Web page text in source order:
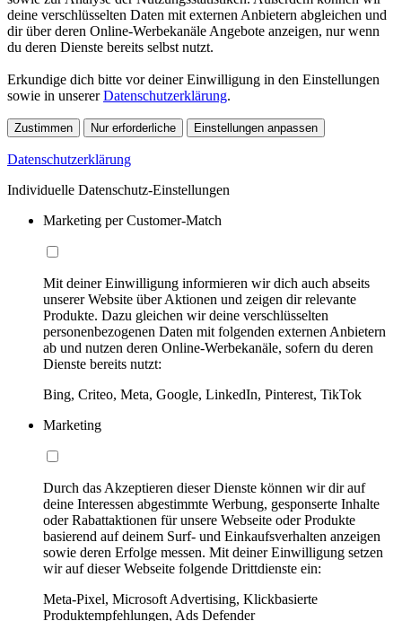
deine verschlüsselten Daten mit externen Anbietern abgleichen und
dir über deren Online-Werbekanäle Angebote anzeigen, nur wenn
du deren Dienste bereits selbst nutzt.
Erkundige dich bitte vor deiner Einwilligung in den Einstellungen
sowie in unsererDatenschutzerklärung.
Zustimmen Nur erforderliche Einstellungen anpassen
Datenschutzerklärung
Individuelle Datenschutz-Einstellungen
Marketing per Customer-Match
Mit deiner Einwilligung informieren wir dich auch abseits
unserer Website über Aktionen und zeigen dir relevante
Produkte. Dazu gleichen wir deine verschlüsselten
personenbezogenen Daten mit folgenden externen Anbietern
ab und nutzen deren Online-Werbekanäle, sofern du deren
Dienste bereits nutzt:
Bing, Criteo, Meta, Google, LinkedIn, Pinterest, TikTok
Marketing
Durch das Akzeptieren dieser Dienste können wir dir auf
deine Interessen abgestimmte Werbung, gesponserte Inhalte
oder Rabattaktionen für unsere Webseite oder Produkte
basierend auf deinem Surf- und Einkaufsverhalten anzeigen
sowie deren Erfolge messen. Mit deiner Einwilligung setzen
wir auf dieser Webseite folgende Drittdienste ein:
Meta-Pixel, Microsoft Advertising, Klickbasierte
Produktempfehlungen, Ads Defender